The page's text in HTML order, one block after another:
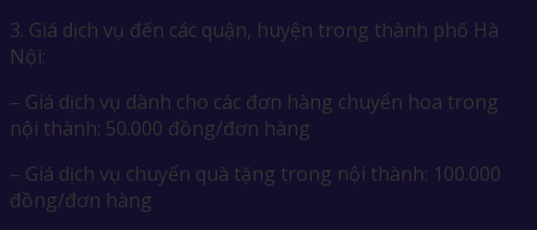
3. Giá dịch vụ đến các quận, huyện trong thành phố Hà
Nội:
– Giá dịch vụ dành cho các đơn hàng chuyển hoa trong
nội thành: 50.000 đồng/đơn hàng
– Giá dịch vụ chuyển quà tặng trong nội thành: 100.000
đồng/đơn hàng